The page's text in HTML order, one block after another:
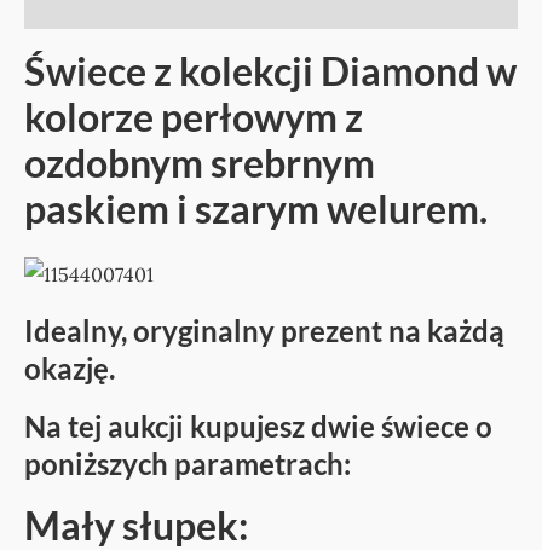
Świece z kolekcji Diamond w
kolorze perłowym z
ozdobnym srebrnym
paskiem i szarym welurem.
Idealny, oryginalny prezent na każdą
okazję.
Na tej aukcji kupujesz dwie świece o
poniższych parametrach:
Mały słupek: